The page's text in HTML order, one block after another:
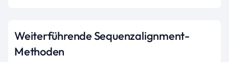
Weiterführende Sequenzalignment-
Methoden